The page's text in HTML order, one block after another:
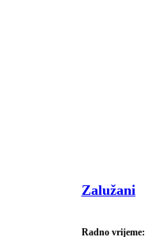
Zalužani
Radno vrijeme: